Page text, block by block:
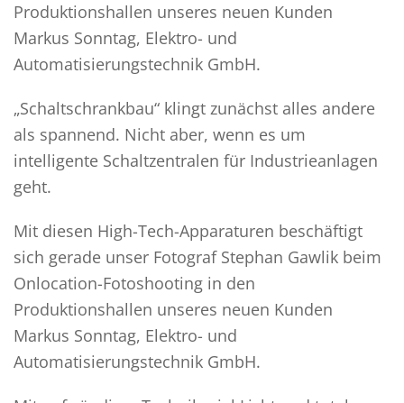
Produktionshallen unseres neuen Kunden
Markus Sonntag, Elektro- und
Automatisierungstechnik GmbH.
„Schaltschrankbau“ klingt zunächst alles andere
als spannend. Nicht aber, wenn es um
intelligente Schaltzentralen für Industrieanlagen
geht.
Mit diesen High-Tech-Apparaturen beschäftigt
sich gerade unser Fotograf Stephan Gawlik beim
Onlocation-Fotoshooting in den
Produktionshallen unseres neuen Kunden
Markus Sonntag, Elektro- und
Automatisierungstechnik GmbH.